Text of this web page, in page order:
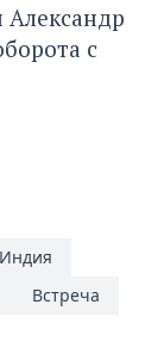
Александр
с
Индия
Встреча